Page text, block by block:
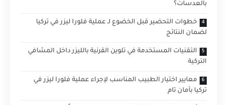
بالعدسات؟
خطوات التحضير قبل الخضوع لـ عملية فلورا ليزر في تركيا
لضمان النتائج
التقنيات المستخدمة في تلوين القرنية بالليزر داخل المشافي
التركية
معايير اختيار الطبيب المناسب لإجراء عملية فلورا ليزر في
تركيا بأمان تام